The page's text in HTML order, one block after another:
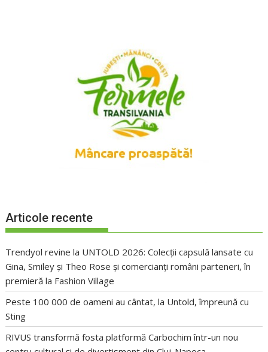
Articole recente
Trendyol revine la UNTOLD 2026: Colecții capsulă lansate cu
Gina, Smiley și Theo Rose și comercianți români parteneri, în
premieră la Fashion Village
Peste 100 000 de oameni au cântat, la Untold, împreună cu
Sting
RIVUS transformă fosta platformă Carbochim într-un nou